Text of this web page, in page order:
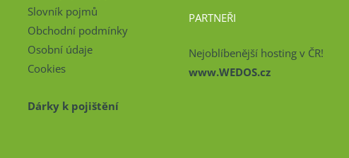
Slovník pojmů
Obchodní podmínky
Osobní údaje
Cookies
Dárky k pojištění
PARTNEŘI
Nejoblíbenější hosting v ČR!
www.WEDOS.cz